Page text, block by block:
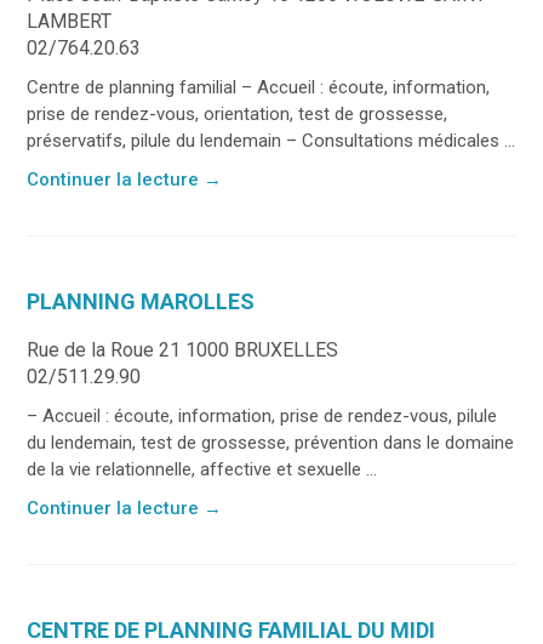
LAMBERT
02/764.20.63
Centre de planning familial – Accueil : écoute, information,
prise de rendez-vous, orientation, test de grossesse,
préservatifs, pilule du lendemain – Consultations médicales ...
Continuer la lecture →
PLANNING MAROLLES
Rue de la Roue 21 1000 BRUXELLES
02/511.29.90
– Accueil : écoute, information, prise de rendez-vous, pilule
du lendemain, test de grossesse, prévention dans le domaine
de la vie relationnelle, affective et sexuelle ...
Continuer la lecture →
CENTRE DE PLANNING FAMILIAL DU MIDI